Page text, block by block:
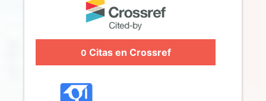
0 Citas en Crossref